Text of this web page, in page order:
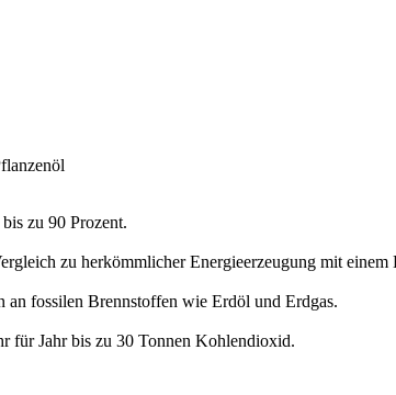
zu 90 Prozent.
zu herkömmlicher Energieerzeugung mit einem
an fossilen Brennstoffen wie Erdöl und Erdgas.
für Jahr bis zu 30 Tonnen Kohlendioxid.